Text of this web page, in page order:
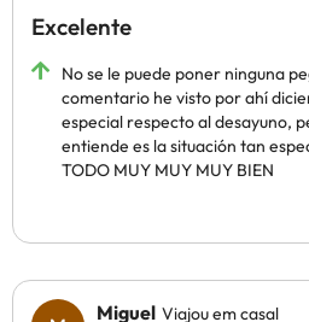
Excelente
No se le puede poner ninguna
comentario he visto por ahí
especial respecto al desayuno,
entiende es la situación tan
TODO MUY MUY MUY BIEN
Miguel Viajou em casal